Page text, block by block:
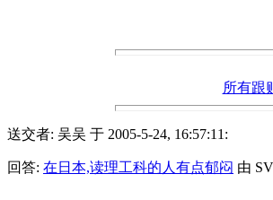
所有跟
送交者: 吴吴 于 2005-5-24, 16:57:11:
回答: 在日本,读理工科的人有点郁闷 由